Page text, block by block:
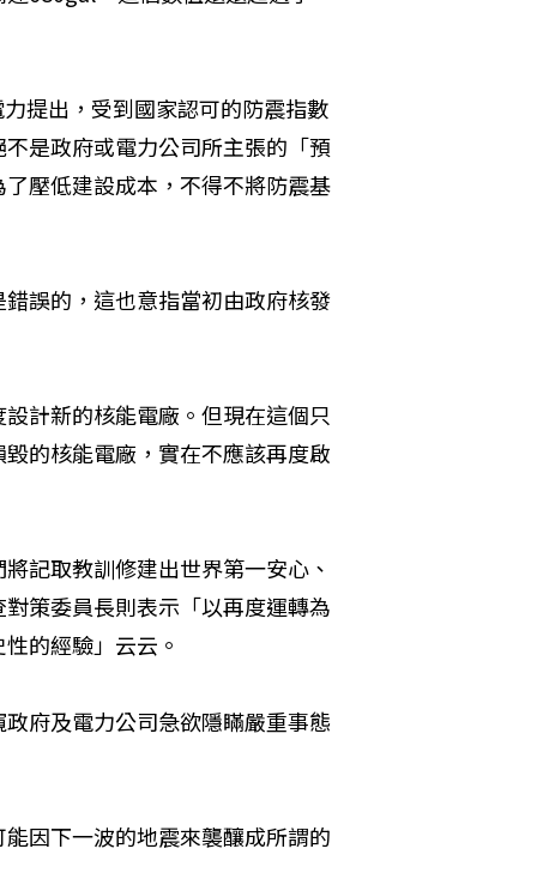
提出，受到國家認可的防震指數
是政府或電力公司所主張的「預
壓低建設成本，不得不將防震基
誤的，這也意指當初由政府核發
計新的核能電廠。但現在這個只
的核能電廠，實在不應該再度啟
記取教訓修建出世界第一安心、
策委員長則表示「以再度運轉為
的經驗」云云。
府及電力公司急欲隱瞞嚴重事態
因下一波的地震來襲釀成所謂的